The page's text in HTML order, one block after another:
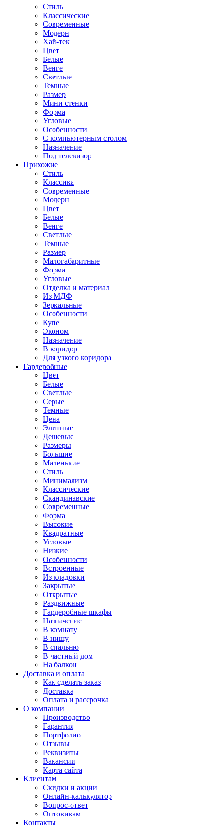
Стиль
Классические
Современные
Модерн
Хай-тек
Цвет
Белые
Венге
Светлые
Темные
Размер
Мини стенки
Форма
Угловые
Особенности
С компьютерным столом
Назначение
Под телевизор
Прихожие
Стиль
Классика
Современные
Модерн
Цвет
Белые
Венге
Светлые
Темные
Размер
Малогабаритные
Форма
Угловые
Отделка и материал
Из МДФ
Зеркальные
Особенности
Купе
Эконом
Назначение
В коридор
Для узкого коридора
Гардеробные
Цвет
Белые
Светлые
Серые
Темные
Цена
Элитные
Дешевые
Размеры
Большие
Маленькие
Стиль
Минимализм
Классические
Скандинавские
Современные
Форма
Высокие
Квадратные
Угловые
Низкие
Особенности
Встроенные
Из кладовки
Закрытые
Открытые
Раздвижные
Гардеробные шкафы
Назначение
В комнату
В нишу
В спальню
В частный дом
На балкон
Доставка и оплата
Как сделать заказ
Доставка
Оплата и рассрочка
О компании
Производство
Гарантия
Портфолио
Отзывы
Реквизиты
Вакансии
Карта сайта
Клиентам
Скидки и акции
Онлайн-калькулятор
Вопрос-ответ
Оптовикам
Контакты